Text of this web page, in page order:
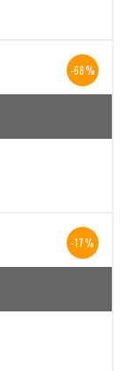
-68%
-17%